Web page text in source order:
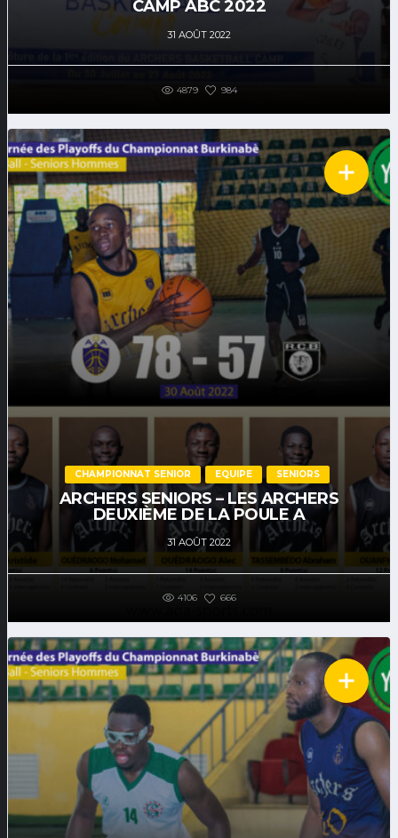
CAMP ABC 2022
31 AOÛT 2022
4879 984
CHAMPIONNAT SENIOR EQUIPE SENIORS
ARCHERS SENIORS – LES ARCHERS
DEUXIÈME DE LA POULE A
31 AOÛT 2022
4106 666